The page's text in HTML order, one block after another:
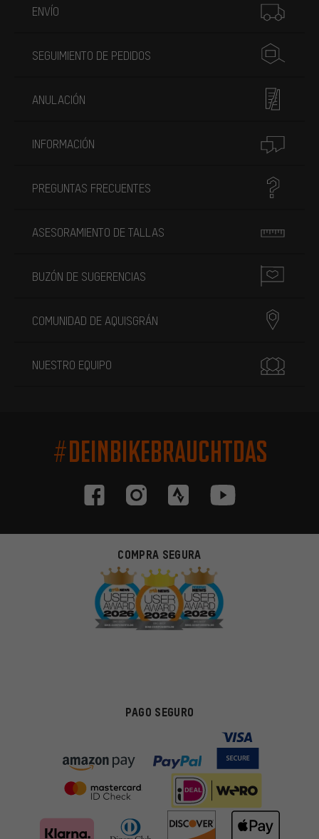
ENVÍO
SEGUIMIENTO DE PEDIDOS
ANULACIÓN
INFORMACIÓN
PREGUNTAS FRECUENTES
ASESORAMIENTO DE TALLAS
BUZÓN DE SUGERENCIAS
COMUNIDAD DE AQUISGRÁN
NUESTRO EQUIPO
#DEINBIKEBRAUCHTDAS
COMPRA SEGURA
PAGO SEGURO